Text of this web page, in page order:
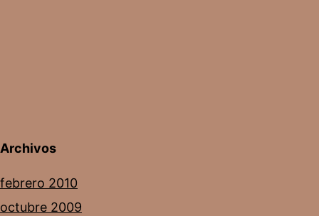
Archivos
febrero 2010
octubre 2009